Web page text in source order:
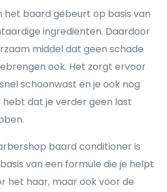
het baard gebeurt op basis van
ingrediënten. Daardoor
middel dat geen schade
ook. Het zorgt ervoor
schoonwast en je ook nog
hebt dat je verder geen last
baard conditioner is
van een formule die je helpt
het haar, maar ook voor de